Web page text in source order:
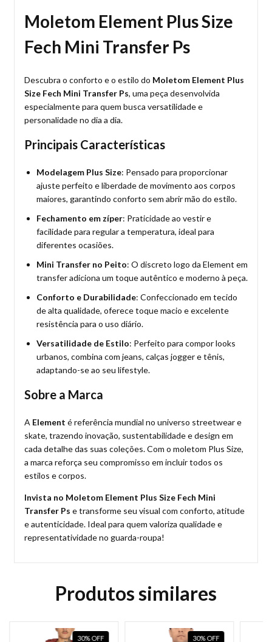
Moletom Element Plus Size
Fech Mini Transfer Ps
Descubra o conforto e o estilo do Moletom Element Plus
Size Fech Mini Transfer Ps, uma peça desenvolvida
especialmente para quem busca versatilidade e
personalidade no dia a dia.
Principais Características
Modelagem Plus Size: Pensado para proporcionar
ajuste perfeito e liberdade de movimento aos corpos
maiores, garantindo conforto sem abrir mão do estilo.
Fechamento em zíper: Praticidade ao vestir e
facilidade para regular a temperatura, ideal para
diferentes ocasiões.
Mini Transfer no Peito: O discreto logo da Element em
transfer adiciona um toque autêntico e moderno à peça.
Conforto e Durabilidade: Confeccionado em tecido
de alta qualidade, oferece toque macio e excelente
resistência para o uso diário.
Versatilidade de Estilo: Perfeito para compor looks
urbanos, combina com jeans, calças jogger e tênis,
adaptando-se ao seu lifestyle.
Sobre a Marca
A Element é referência mundial no universo streetwear e
skate, trazendo inovação, sustentabilidade e design em
cada detalhe das suas coleções. Com o moletom Plus Size,
a marca reforça seu compromisso em incluir todos os
estilos e corpos.
Invista no Moletom Element Plus Size Fech Mini
Transfer Ps e transforme seu visual com conforto, atitude
e autenticidade. Ideal para quem valoriza qualidade e
representatividade no guarda-roupa!
Produtos similares
30%OFF 30%OFF